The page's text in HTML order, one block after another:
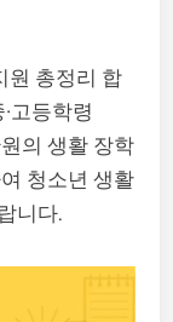
원 총정리 합
고등학령
의 생활 장학
청소년 생활
니다.